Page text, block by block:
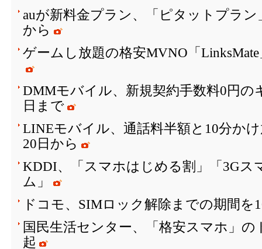
auが新料金プラン、「ピタットプラン
から
ゲームし放題の格安MVNO「
DMMモバイル、新規契約手数料0円
日まで
LINEモバイル、通話料半額と10分か
20日から
KDDI、「スマホはじめる割」「3Gス
ム」
ドコモ、SIMロック解除までの期間を
国民生活センター、「格安スマホ」
起